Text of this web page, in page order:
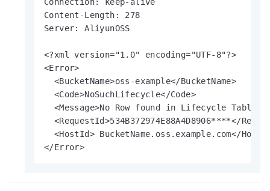
Connection: keep-alive
Content-Length: 278
Server: AliyunOSS
<?xml version="1.0" encoding="UTF-8"?>
<Error>
  <BucketName>oss-example</BucketName>
  <Code>NoSuchLifecycle</Code>
<Message>No Row found in Lifecycle
<RequestId>534B372974E88A4D8906****</
<HostId> BucketName.oss.example.com</
</Error>